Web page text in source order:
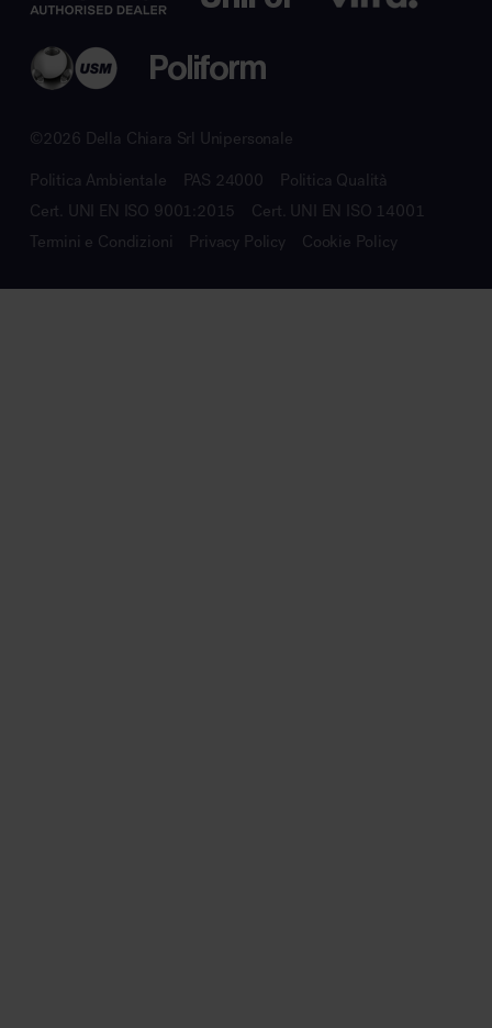
©2026 Della Chiara Srl Unipersonale
Politica Ambientale PAS 24000
Politica Qualità
Cert. UNI EN ISO 9001:2015
Cert. UNI EN ISO 14001
Termini e Condizioni
Privacy Policy Cookie Policy